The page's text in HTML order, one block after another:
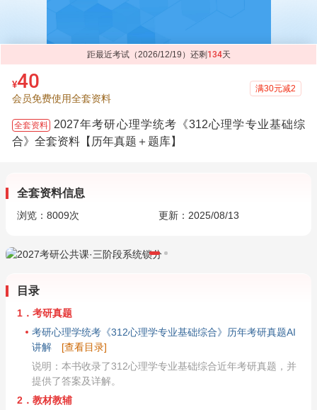
距最近考试（2026/12/19）还剩 134天
¥40
会员免费使用全套资料
满30元减2
全套资料
2027年考研心理学统考《312心理学专业基础综
合》全套资料【历年真题＋题库】
全套资料信息
浏览： 8009次 更新：2025/08/13
目录
1．考研真题
考研心理学统考《312心理学专业基础综合》历年考研真题AI
讲解
[查看目录]
说明：本书收录了312心理学专业基础综合近年考研真题，并
提供了答案及详解。
2．教材教辅